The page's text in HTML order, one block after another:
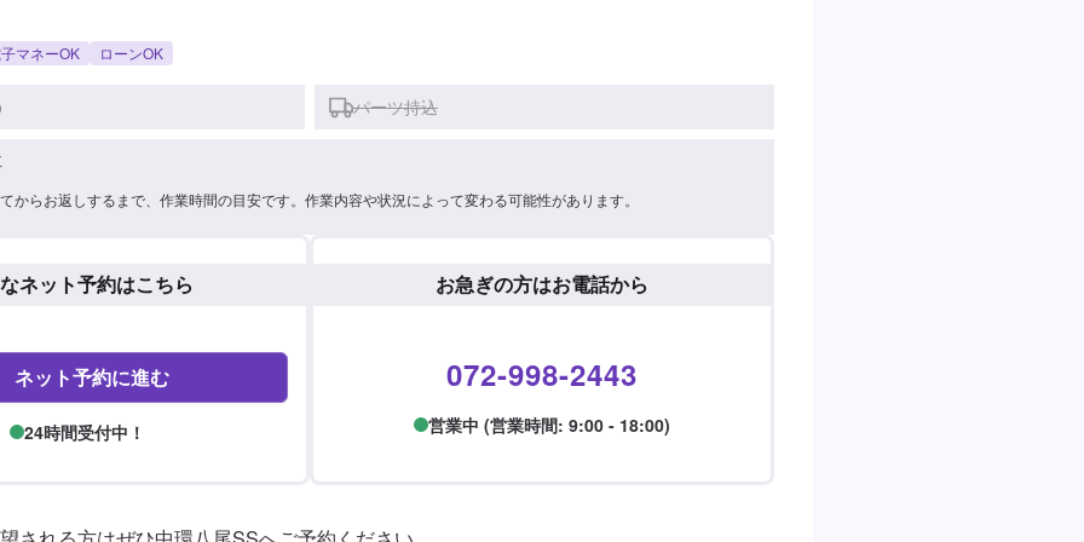
マネーOK ローンOK
パーツ持込
からお返しするまで、作業時間の目安です。作業内容や状況によって変わる可能性があります。
ネット予約はこちら
ネット予約に進む
24時間受付中！
お急ぎの方はお電話から
072-998-2443
営業中 (営業時間: 9:00 - 18:00)